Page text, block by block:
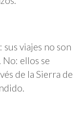
sus viajes no son
ellos se
de la Sierra de